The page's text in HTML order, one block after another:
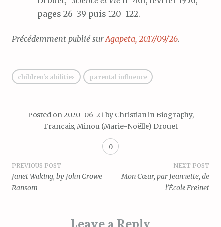
pages 26–39 puis 120–122.
Précédemment publié surAgapeta, 2017/09/26.
children's abilities parental influence
Posted on2020-06-21by Christianin Biography,
Français,Minou (Marie-Noëlle) Drouet
0
Post
navigation
PREVIOUS POST
Janet Waking, by John Crowe
Ransom
NEXT POST
Mon Cœur, par Jeannette, de
l’École Freinet
Leave a Reply